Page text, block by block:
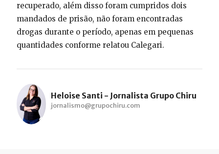
recuperado, além disso foram cumpridos dois
mandados de prisão, não foram encontradas
drogas durante o período, apenas em pequenas
quantidades conforme relatou Calegari.
Heloise Santi - Jornalista Grupo Chiru
jornalismo@grupochiru.com